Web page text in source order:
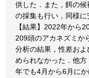
供した．また，餌の
の採集も行い，同様に
【結果】2022年から
209頭のアカネズミか
分析の結果，性差お
められなかった．他
年でも4月から6月に